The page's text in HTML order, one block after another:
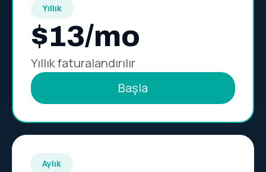
Yıllık
$13/mo
Yıllık faturalandırılır
Başla
Aylık